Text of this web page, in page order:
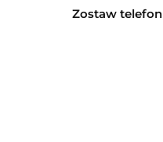
Zostaw telefon